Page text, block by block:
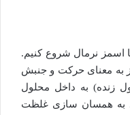
نرمال شروع کنیم.
به معنای حرکت و جنبش
زنده) به داخل محلول
به همسان سازی غلظت